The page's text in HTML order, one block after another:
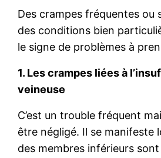
Des crampes fréquentes ou
des conditions bien
le signe de problèmes à
1. Les crampes liées à
veineuse
C’est un trouble fréquent
être négligé. Il se manifeste
des membres inférieurs